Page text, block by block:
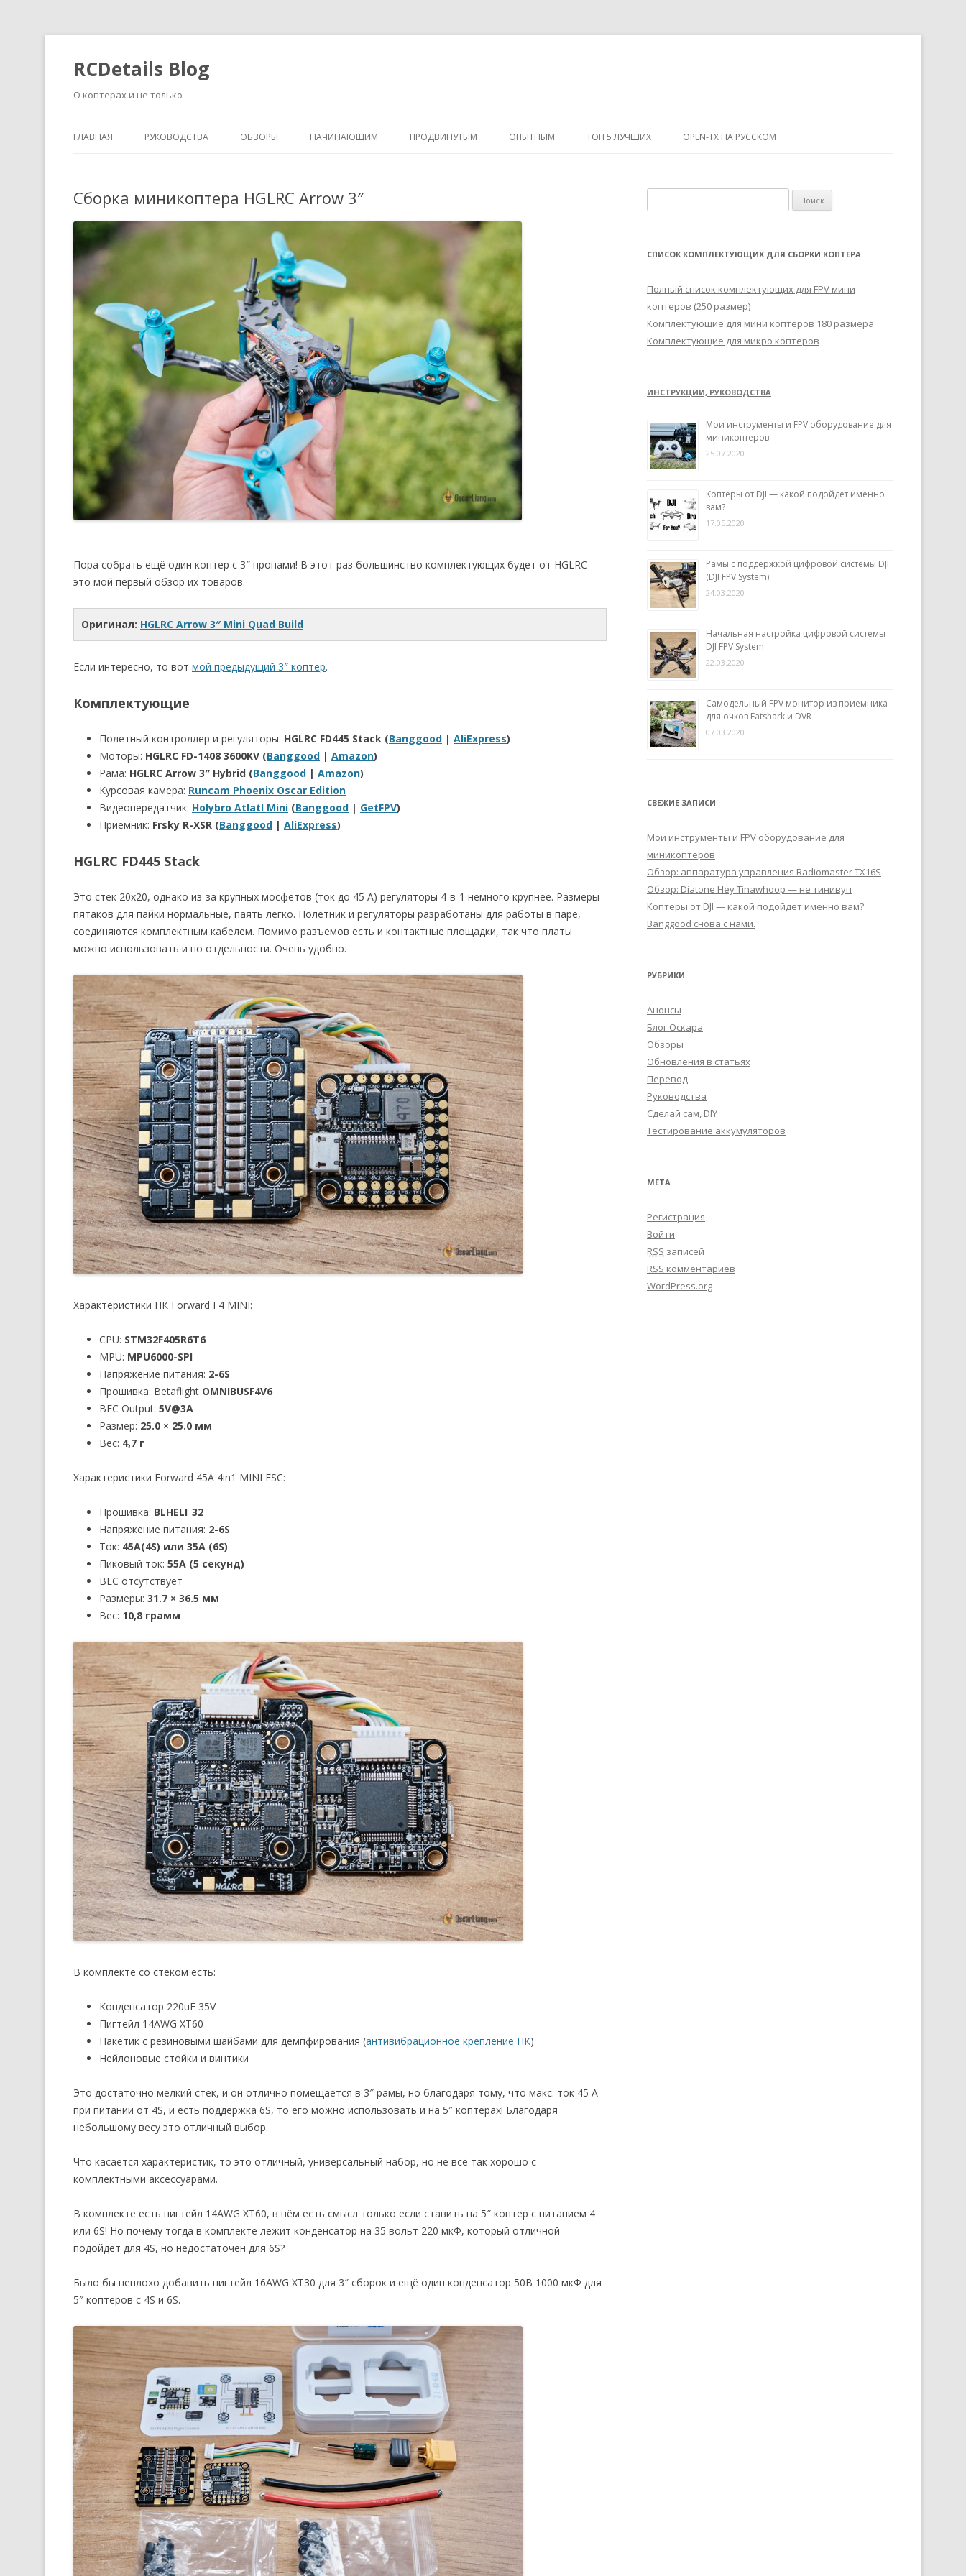
RCDetails Blog
О коптерах и не только
ГЛАВНАЯ РУКОВОДСТВА ОБЗОРЫ НАЧИНАЮЩИМ ПРОДВИНУТЫМ ОПЫТНЫМ ТОП 5 ЛУЧШИХ OPEN-TX НА РУССКОМ
Сборка миникоптера HGLRC Arrow 3″
Пора собрать ещё один коптер с 3″ пропами! В этот раз большинство комплектующих будет от HGLRC —
это мой первый обзор их товаров.
Оригинал: HGLRC Arrow 3″ Mini Quad Build
Если интересно, то вот мой предыдущий 3″ коптер.
Комплектующие
Полетный контроллер и регуляторы: HGLRC FD445 Stack (Banggood | AliExpress)
Моторы: HGLRC FD-1408 3600KV (Banggood | Amazon)
Рама: HGLRC Arrow 3″ Hybrid (Banggood | Amazon)
Курсовая камера: Runcam Phoenix Oscar Edition
Видеопередатчик: Holybro Atlatl Mini (Banggood | GetFPV)
Приемник: Frsky R-XSR (Banggood | AliExpress)
HGLRC FD445 Stack
Это стек 20х20, однако из-за крупных мосфетов (ток до 45 А) регуляторы 4-в-1 немного крупнее. Размеры
пятаков для пайки нормальные, паять легко. Полётник и регуляторы разработаны для работы в паре,
соединяются комплектным кабелем. Помимо разъёмов есть и контактные площадки, так что платы
можно использовать и по отдельности. Очень удобно.
Характеристики ПК Forward F4 MINI:
CPU: STM32F405R6T6
MPU: MPU6000-SPI
Напряжение питания: 2-6S
Прошивка: Betaflight OMNIBUSF4V6
BEC Output: 5V@3A
Размер: 25.0 × 25.0 мм
Вес: 4,7 г
Характеристики Forward 45A 4in1 MINI ESC:
Прошивка: BLHELI_32
Напряжение питания: 2-6S
Ток: 45A(4S) или 35A (6S)
Пиковый ток: 55A (5 секунд)
BEC отсутствует
Размеры: 31.7 × 36.5 мм
Вес: 10,8 грамм
В комплекте со стеком есть:
Конденсатор 220uF 35V
Пигтейл 14AWG XT60
Пакетик с резиновыми шайбами для демпфирования (антивибрационное крепление ПК)
Нейлоновые стойки и винтики
Это достаточно мелкий стек, и он отлично помещается в 3″ рамы, но благодаря тому, что макс. ток 45 А
при питании от 4S, и есть поддержка 6S, то его можно использовать и на 5″ коптерах! Благодаря
небольшому весу это отличный выбор.
Что касается характеристик, то это отличный, универсальный набор, но не всё так хорошо с
комплектными аксессуарами.
В комплекте есть пигтейл 14AWG XT60, в нём есть смысл только если ставить на 5″ коптер с питанием 4
или 6S! Но почему тогда в комплекте лежит конденсатор на 35 вольт 220 мкФ, который отличной
подойдет для 4S, но недостаточен для 6S?
Было бы неплохо добавить пигтейл 16AWG XT30 для 3″ сборок и ещё один конденсатор 50В 1000 мкФ для
5″ коптеров с 4S и 6S.
а
т
:
СПИСОК КОМПЛЕКТУЮЩИХ ДЛЯ СБОРКИ КОПТЕРА
Полный список комплектующих для FPV мини
коптеров (250 размер)
Комплектующие для мини коптеров 180 размера
Комплектующие для микро коптеров
ИНСТРУКЦИИ, РУКОВОДСТВА
Мои инструменты и FPV оборудование для
миникоптеров
25.07.2020
Коптеры от DJI — какой подойдет именно
вам?
17.05.2020
Рамы с поддержкой цифровой системы DJI
(DJI FPV System)
24.03.2020
Начальная настройка цифровой системы
DJI FPV System
22.03.2020
Самодельный FPV монитор из приемника
для очков Fatshark и DVR
07.03.2020
СВЕЖИЕ ЗАПИСИ
Мои инструменты и FPV оборудование для
миникоптеров
Обзор: аппаратура управления Radiomaster TX16S
Обзор: Diatone Hey Tinawhoop — не тинивуп
Коптеры от DJI — какой подойдет именно вам?
Banggood снова с нами.
РУБРИКИ
Анонсы
Блог Оскара
Обзоры
Обновления в статьях
Перевод
Руководства
Сделай сам, DIY
Тестирование аккумуляторов
МЕТА
Регистрация
Войти
RSS записей
RSS комментариев
WordPress.org